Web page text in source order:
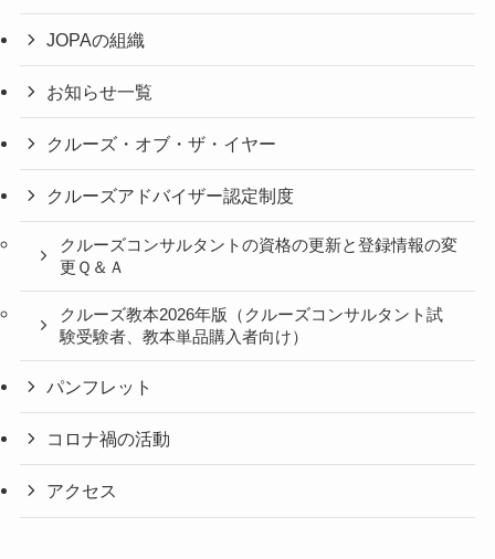
JOPAの組織
お知らせ一覧
クルーズ・オブ・ザ・イヤー
クルーズアドバイザー認定制度
クルーズコンサルタントの資格の更新と登録情報の変
更Ｑ＆Ａ
クルーズ教本2026年版（クルーズコンサルタント試
験受験者、教本単品購入者向け）
パンフレット
コロナ禍の活動
アクセス